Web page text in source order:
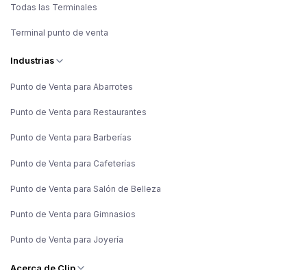
Todas las Terminales
Terminal punto de venta
Industrias
Punto de Venta para Abarrotes
Punto de Venta para Restaurantes
Punto de Venta para Barberías
Punto de Venta para Cafeterías
Punto de Venta para Salón de Belleza
Punto de Venta para Gimnasios
Punto de Venta para Joyería